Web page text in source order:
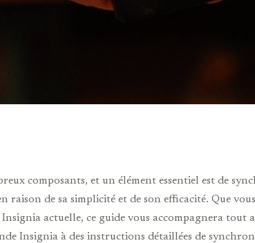
composants, et un élément essentiel est de
de sa simplicité et de son efficacité. Que
actuelle, ce guide vous accompagnera tout
Insignia à des instructions détaillées de